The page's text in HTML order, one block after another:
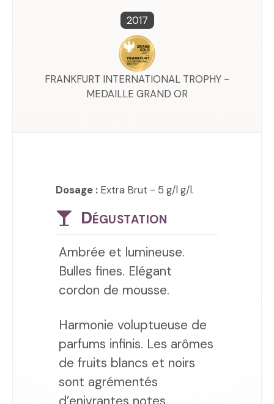
2017
FRANKFURT INTERNATIONAL TROPHY -
MEDAILLE GRAND OR
Dosage : Extra Brut - 5 g/l g/l.
Dégustation
Ambrée et lumineuse.
Bulles fines. Elégant
cordon de mousse.
Harmonie voluptueuse de
parfums infinis. Les arômes
de fruits blancs et noirs
sont agrémentés